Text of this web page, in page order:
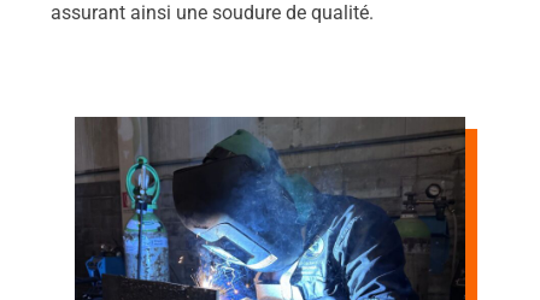
assurant ainsi une soudure de qualité.